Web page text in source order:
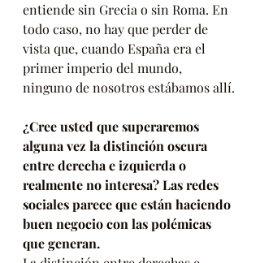
entiende sin Grecia o sin Roma. En
todo caso, no hay que perder de
vista que, cuando España era el
primer imperio del mundo,
ninguno de nosotros estábamos allí.
¿Cree usted que superaremos
alguna vez la distinción oscura
entre derecha e izquierda o
realmente no interesa? Las redes
sociales parece que están haciendo
buen negocio con las polémicas
que generan.